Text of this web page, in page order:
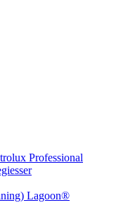
Professional
Lagoon®